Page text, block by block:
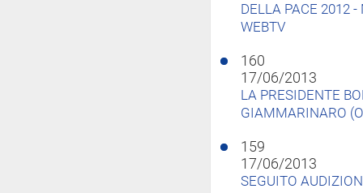
DELLA PACE 2012
WEBTV
160
17/06/2013
LA PRESIDENTE
GIAMMARINARO
159
17/06/2013
SEGUITO